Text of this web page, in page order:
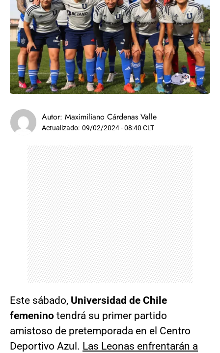
Autor: Maximiliano Cárdenas Valle
Actualizado: 09/02/2024 - 08:40 CLT
Este sábado, Universidad de Chile
femenino tendrá su primer partido
amistoso de pretemporada en el Centro
Deportivo Azul. Las Leonas enfrentarán a